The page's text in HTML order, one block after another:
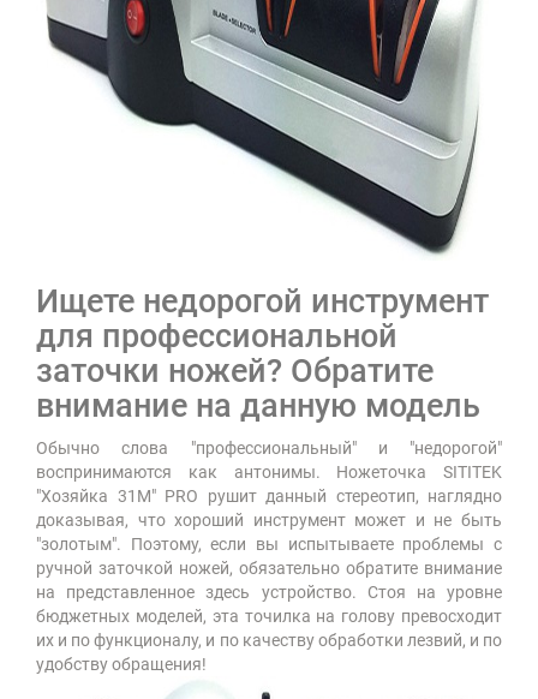
Ищете недорогой инструмент
для профессиональной
заточки ножей? Обратите
внимание на данную модель
Обычно слова "профессиональный" и "недорогой"
воспринимаются как антонимы. Ножеточка SITITEK
"Хозяйка 31M" PRO рушит данный стереотип, наглядно
доказывая, что хороший инструмент может и не быть
"золотым". Поэтому, если вы испытываете проблемы с
ручной заточкой ножей, обязательно обратите внимание
на представленное здесь устройство. Стоя на уровне
бюджетных моделей, эта точилка на голову превосходит
их и по функционалу, и по качеству обработки лезвий, и по
удобству обращения!